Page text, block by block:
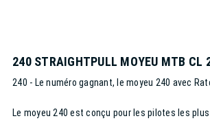
240 STRAIGHTPULL MOYEU MTB CL
240 - Le numéro gagnant, le moyeu 240 avec
Le moyeu 240 est conçu pour les pilotes les